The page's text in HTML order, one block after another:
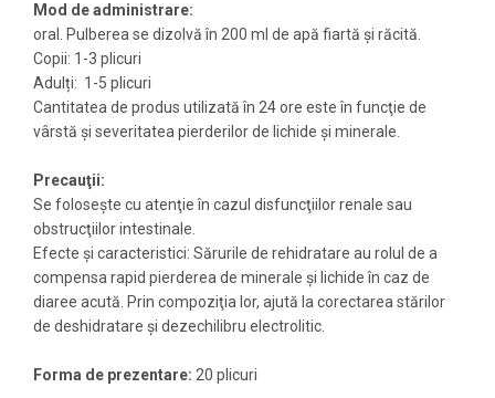
Mod de administrare:
oral. Pulberea se dizolvă în 200 ml de apă fiartă şi răcită.
Copii: 1-3 plicuri
Adulți: 1-5 plicuri
Cantitatea de produs utilizată în 24 ore este în funcţie de
vârstă şi severitatea pierderilor de lichide şi minerale.
Precauţii:
Se foloseşte cu atenţie în cazul disfuncţiilor renale sau
obstrucţiilor intestinale.
Efecte și caracteristici: Sărurile de rehidratare au rolul de a
compensa rapid pierderea de minerale şi lichide în caz de
diaree acută. Prin compoziţia lor, ajută la corectarea stărilor
de deshidratare şi dezechilibru electrolitic.
Forma de prezentare: 20 plicuri